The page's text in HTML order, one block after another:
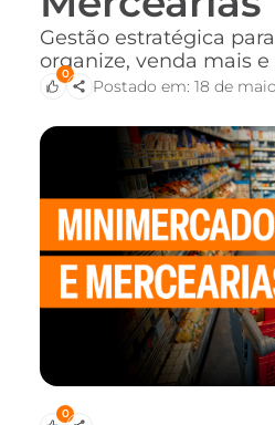
Gestão estratégica
organize, venda mais e
0
Postado em: 18 de maio
0